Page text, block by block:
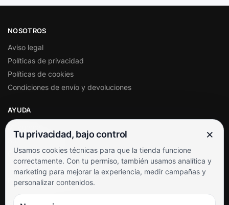
NOSOTROS
Aviso legal
Políticas de privacidad
Políticas de cookies
Condiciones de envío y devoluciones
AYUDA
Soporte al cliente
Contacto
Términos y condiciones
Preguntas frecuentes
SÍGUENOS
Tu privacidad, bajo control ×
Usamos cookies técnicas para que la tienda funcione
correctamente. Con tu permiso, también usamos analítica y
marketing para mejorar la experiencia, medir campañas y
personalizar contenidos.